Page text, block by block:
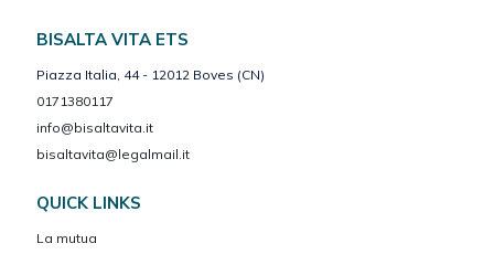
BISALTA VITA ETS
Piazza Italia, 44 - 12012 Boves (CN)
0171380117
info@bisaltavita.it
bisaltavita@legalmail.it
QUICK LINKS
La mutua